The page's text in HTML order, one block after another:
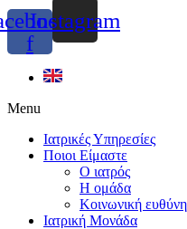
f
Instagram
Menu
Ιατρικές Υπηρεσίες
Ποιοι Είμαστε
Ο ιατρός
Η ομάδα
Κοινωνική ευθύνη
Ιατρική Μονάδα